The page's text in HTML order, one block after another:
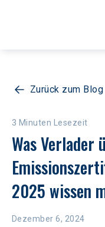
Zurück zum Blog
3 Minuten Lesezeit
Was Verlader
2025 wissen
Dezember 6, 2024